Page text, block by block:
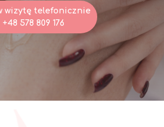
wizytę telefonicznie
+48 578 809 176